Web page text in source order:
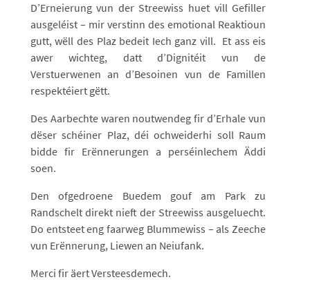
D’Erneierung vun der Streewiss huet vill Gefiller
ausgeléist – mir verstinn des emotional Reaktioun
gutt, wëll des Plaz bedeit Iech ganz vill. Et ass eis
awer wichteg, datt d’Dignitéit vun de
Verstuerwenen an d’Besoinen vun de Famillen
respektéiert gëtt.
Des Aarbechte waren noutwendeg fir d’Erhale vun
dëser schéiner Plaz, déi ochweiderhi soll Raum
bidde fir Erënnerungen a perséinlechem Äddi
soen.
Den ofgedroene Buedem gouf am Park zu
Randschelt direkt nieft der Streewiss ausgeluecht.
Do entsteet eng faarweg Blummewiss – als Zeeche
vun Erënnerung, Liewen an Neiufank.
Merci fir äert Versteesdemech.